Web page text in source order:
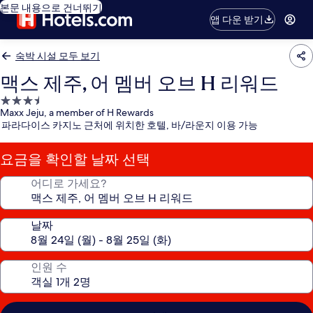
본문 내용으로 건너뛰기
앱 다운 받기
숙박 시설 모두 보기
맥스 제주, 어 멤버 오브 H 리워드
3.5
성
급
숙
박
시
Maxx Jeju, a member of H Rewards
파라다이스 카지노 근처에 위치한 호텔, 바/라운지 이용 가능
요금을 확인할 날짜 선택
어디로 가세요?
날짜
인원 수